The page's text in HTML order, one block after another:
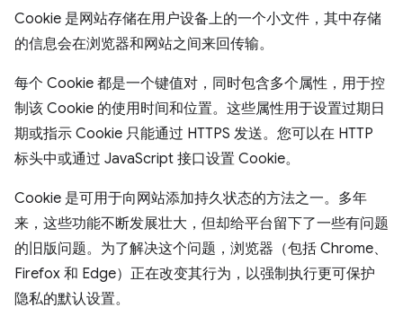
Cookie 是网站存储在用户设备上的一个小文件，其中存储
的信息会在浏览器和网站之间来回传输。
每个 Cookie 都是一个键值对，同时包含多个属性，用于控
制该 Cookie 的使用时间和位置。这些属性用于设置过期日
期或指示 Cookie 只能通过 HTTPS 发送。您可以在 HTTP
标头中或通过 JavaScript 接口设置 Cookie。
Cookie 是可用于向网站添加持久状态的方法之一。多年
来，这些功能不断发展壮大，但却给平台留下了一些有问题
的旧版问题。为了解决这个问题，浏览器（包括 Chrome、
Firefox 和 Edge）正在改变其行为，以强制执行更可保护
隐私的默认设置。